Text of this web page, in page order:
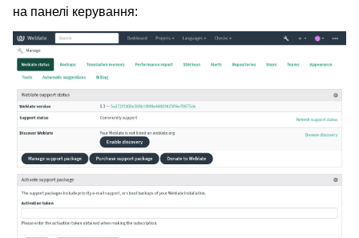
на панелі керування: